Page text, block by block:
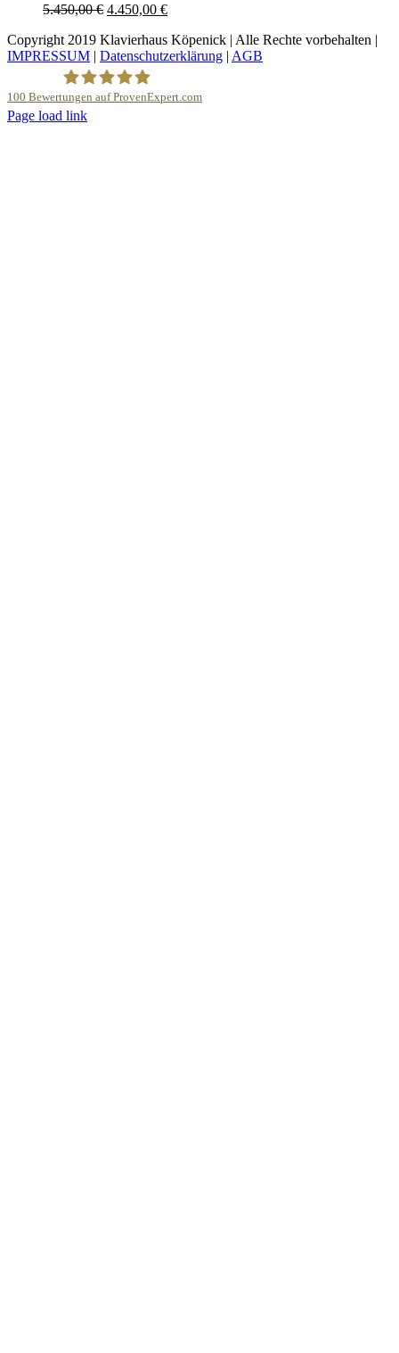
5.450,00€ Ursprünglicher
war:
5.450,00 €
4.450,00 €Aktueller
ist:
4.450,00 €.
Copyright 2019 Klavierhaus Köpenick | Alle Rechte vorbehalten |
IMPRESSUM | Datenschutzerklärung | AGB
100 Bewertungen auf ProvenExpert.com
YouTube
Page load link